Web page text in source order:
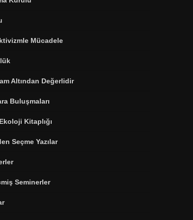
Mücadele
Altından Değerlidir
Buluşmaları
Kitaplığı
Seçme Yazılar
Seminerler